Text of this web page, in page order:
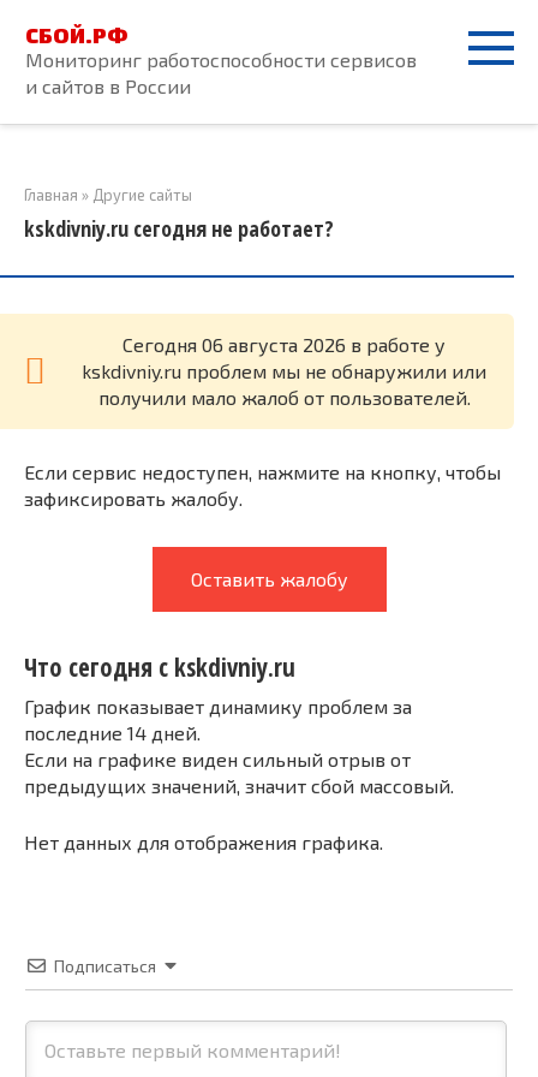
контенту
СБОЙ.РФ
Мониторинг работоспособности сервисов
и сайтов в России
Главная » Другие сайты
kskdivniy.ru сегодня не работает?
Cегодня 06 августа 2026 в работе у
kskdivniy.ru проблем мы не обнаружили или
получили мало жалоб от пользователей.
Если сервис недоступен, нажмите на кнопку, чтобы
зафиксировать жалобу.
Оставить жалобу
Что сегодня с kskdivniy.ru
График показывает динамику проблем за
последние 14 дней.
Если на графике виден сильный отрыв от
предыдущих значений, значит сбой массовый.
Нет данных для отображения графика.
Подписаться